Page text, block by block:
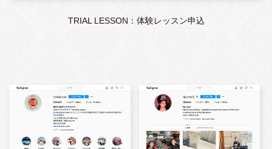
TRIAL LESSON：体験レッスン申込